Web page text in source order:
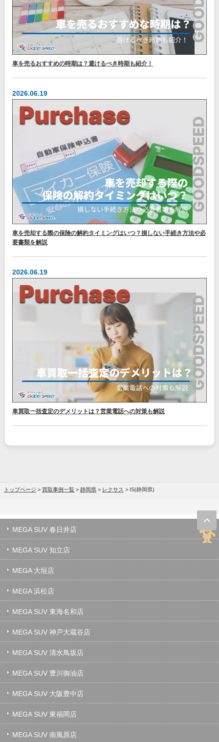
車を売るおすすめの時期は？避けるべき時期も紹介！
2026.06.19
車を売却する際の保険の解約タイミングはいつ？損しない手続き方法や必
要書類を解説
2026.06.19
車買取一括査定のデメリットは？営業電話への対策も解説
トップページ > 買取事例一覧 > 静岡県 > レクサス > IS(静岡県)
MEGA SUV 春日井店
MEGA SUV 知立店
MEGA 大垣店
MEGA 浜松店
MEGA SUV 東海名和店
MEGA SUV 神戸大蔵谷店
MEGA SUV 清水鳥坂店
MEGA SUV 豊川御油店
MEGA SUV 大阪豊中店
MEGA SUV 東福岡店
MEGA SUV 南風原店